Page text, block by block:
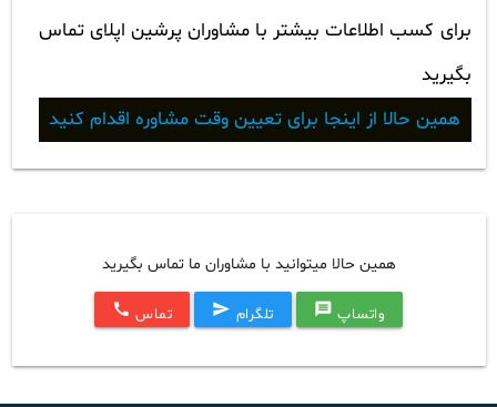
برای کسب اطلاعات بیشتر با مشاوران پرشین اپلای تماس
بگیرید
همین حالا از اینجا برای تعیین وقت مشاوره اقدام کنید
همین حالا میتوانید با مشاوران ما تماس بگیرید
واتساپ message تلگرام send تماس call